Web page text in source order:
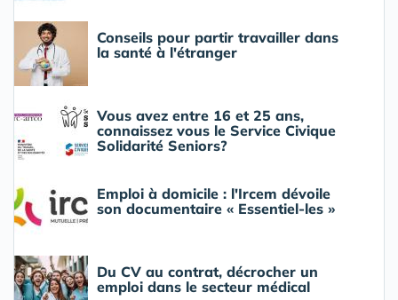
Conseils pour partir travailler dans
la santé à l'étranger
Vous avez entre 16 et 25 ans,
connaissez vous le Service Civique
Solidarité Seniors?
Emploi à domicile : l'Ircem dévoile
son documentaire « Essentiel-les »
Du CV au contrat, décrocher un
emploi dans le secteur médical